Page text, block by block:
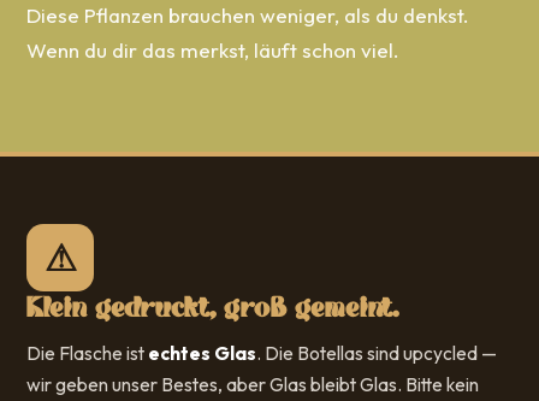
Diese Pflanzen brauchen weniger, als du denkst.
Wenn du dir das merkst, läuft schon viel.
⚠
Klein gedruckt, groß gemeint.
Die Flasche ist echtes Glas. Die Botellas sind upcycled —
wir geben unser Bestes, aber Glas bleibt Glas. Bitte kein